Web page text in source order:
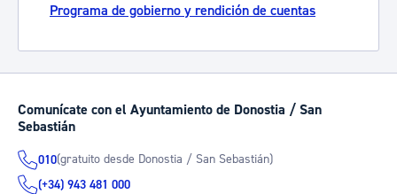
Programa de gobierno y rendición de cuentas
Comunícate con el Ayuntamiento de Donostia / San
Sebastián
010(gratuito desde Donostia / San Sebastián)
(+34) 943 481 000